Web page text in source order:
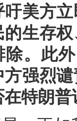
吁美方
的生存
除。此
方强烈
在特朗